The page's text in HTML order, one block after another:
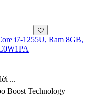
i7-1255U, Ram 8GB,
...
Boost Technology